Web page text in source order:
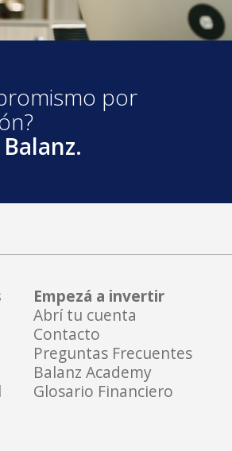
por
Empezá a invertir
Abrí tu cuenta
Contacto
Preguntas Frecuentes
Balanz Academy
Glosario Financiero